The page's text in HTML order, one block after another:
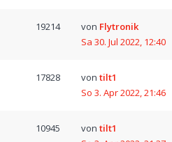
19214 von Flytronik
Sa 30. Jul 2022, 12:40
17828 von tilt1
So 3. Apr 2022, 21:46
10945 von tilt1